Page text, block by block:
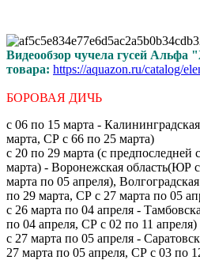
Видеообзор чучела гусей
товара: https://aquazon.ru/catalog/
БОРОВАЯ ДИЧЬ
с 06 по 15 марта -
марта, СР с 66 по 25 марта)
с 20 по 29 марта (с предпоследней
марта) - Воронежская область(ЮР
марта по 05 апреля),
по 29 марта, СР с 27 марта по 05
с 26 марта по 04 апреля -
по 04 апреля, СР с 02 по 11 апреля)
с 27 марта по 05 апреля -
27 марта по 05 апреля, СР с 03 по